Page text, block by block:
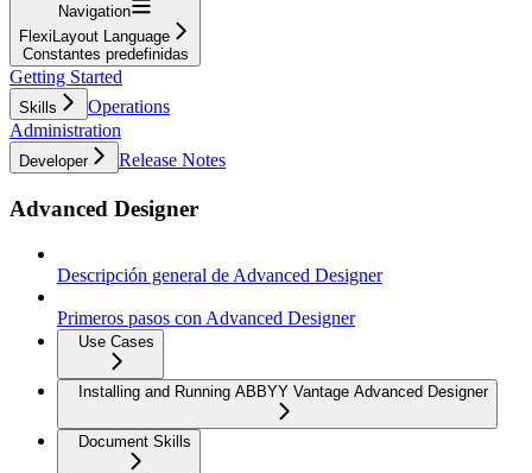
Navigation
FlexiLayout Language
Constantes predefinidas
Getting Started
Skills
Operations
Administration
Developer Release Notes
Advanced Designer
Descripción general de Advanced Designer
Primeros pasos con Advanced Designer
Use Cases
Installing and Running ABBYY Vantage Advanced Designer
Document Skills